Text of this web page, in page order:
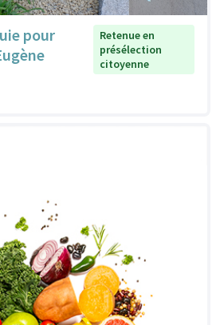
pour
Retenue en
présélection
citoyenne